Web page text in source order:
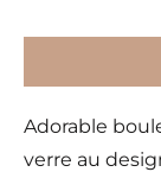
Adorable
verre au